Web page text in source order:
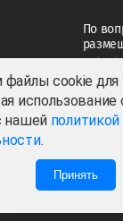
По
2026. Собственник —
СМИ
cookie для
использование
нашей политикой
.
Принять